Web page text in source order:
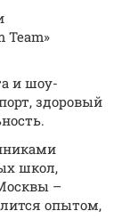
Team»
и шоу-
здоровый
школ,
–
опытом,